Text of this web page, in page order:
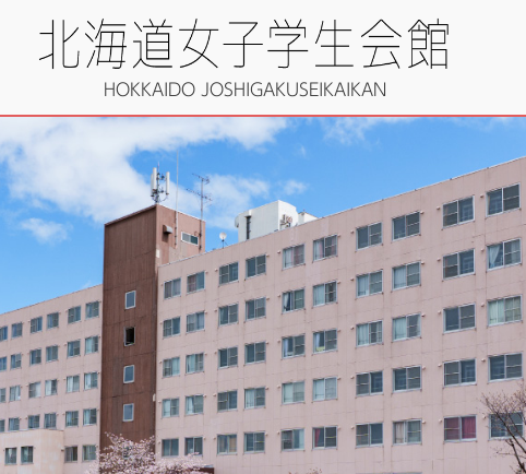
HOKKAIDO JOSHIGAKUSEIKAIKAN